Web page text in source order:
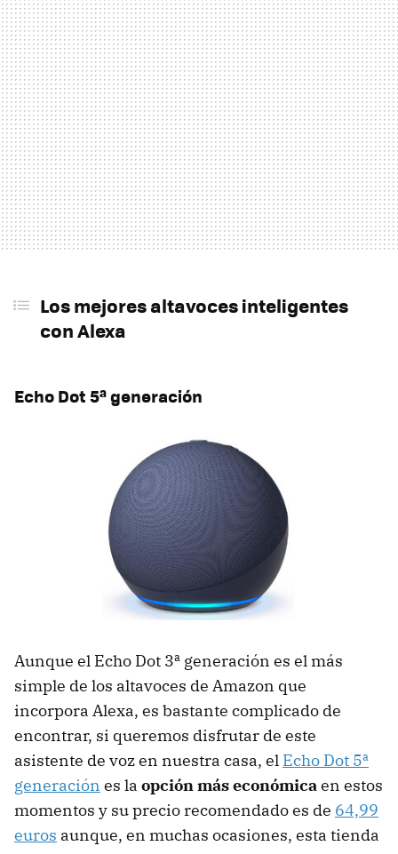
Los mejores altavoces inteligentes
con Alexa
Echo Dot 5ª generación
Aunque el Echo Dot 3ª generación es el más
simple de los altavoces de Amazon que
incorpora Alexa, es bastante complicado de
encontrar, si queremos disfrutar de este
asistente de voz en nuestra casa, el Echo Dot 5ª
generación es la opción más económicaen estos
momentos y su precio recomendado es de 64,99
euros aunque, en muchas ocasiones, esta tienda